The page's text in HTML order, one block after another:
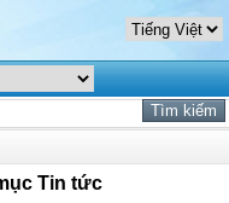
Tin tức